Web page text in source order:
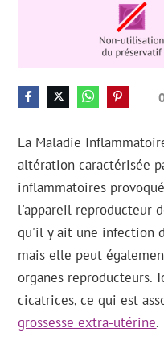
La Maladie
altération caractérisée
inflammatoires
l'appareil reproducteur
qu'il y ait une infection
mais elle peut
organes reproducteurs.
cicatrices, ce qui est
grossesse extra-utérine.